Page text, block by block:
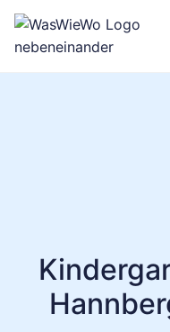
Zum
Inhalt
springen